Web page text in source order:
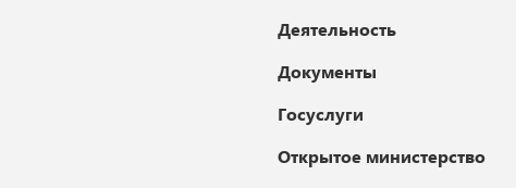
Деятельность
Документы
Госуслуги
Открытое министерство